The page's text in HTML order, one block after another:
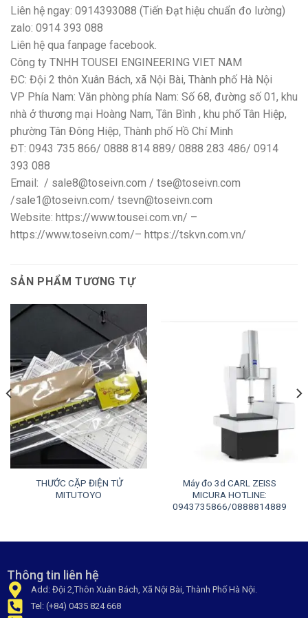
Liên hệ ngay: 0914393088 (Tiến Đạt hiệu chuẩn đo lường)
zalo: 0914 393 088
Liên hệ qua fanpage facebook.
Công ty TNHH TOUSEI ENGINEERING VIET NAM
ĐC: Đội 2 thôn Xuân Bách, xã Nội Bài, Thành phố Hà Nội
VP Phía Nam: Văn phòng phía Nam: Số 68, đường số 01, khu
nhà ở thương mại Hoàng Nam, Tân Bình , khu phố Tân Hiệp,
phường Tân Đông Hiệp, Thành phố Hồ Chí Minh
ĐT: 0943 735 866/ 0888 814 889/ 0888 283 486/ 0914
393 088
Email: / sale8@toseivn.com / tse@toseivn.com
/sale1@toseivn.com/ tsevn@toseivn.com
Website: https://www.tousei.com.vn/ –
https://www.toseivn.com/– https://tskvn.com.vn/
SẢN PHẨM TƯƠNG TỰ
THƯỚC CẶP ĐIỆN TỬ
MITUTOYO
Máy đo 3d CARL ZEISS
MICURA HOTLINE:
0943735866/0888814889
Thông tin liên hệ
Add: Đội 2,Thôn Xuân Bách, Xã Nội Bài, Thành Phố Hà Nội.
Tel: (+84) 0435 824 668